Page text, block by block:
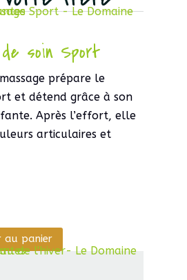
de soin Sport
prépare le
et détend grâce à son
Après l’effort, elle
articulaires et
au panier